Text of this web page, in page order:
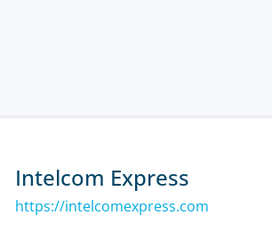
Intelcom Express
https://intelcomexpress.com